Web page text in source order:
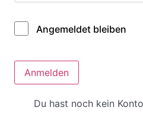
Alternative:
Angemeldet bleiben
Anmelden
Du hast noch kein